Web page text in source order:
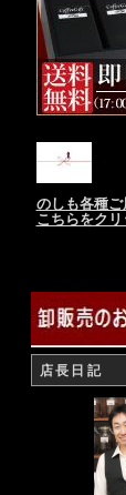
のしも各種
こちらをクリ
店長日記